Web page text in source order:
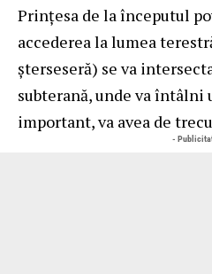
Prințesa de la începutul
accederea la lumea
șterseseră) se va
subterană, unde va întâlni
important, va avea de
-